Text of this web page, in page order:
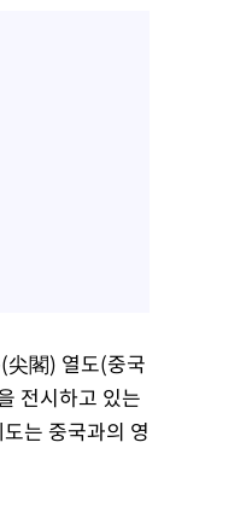
尖閣) 열도(중국
전시하고 있는
는 중국과의 영